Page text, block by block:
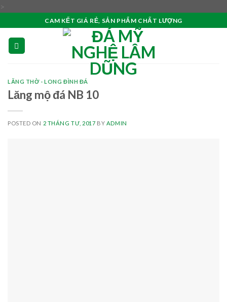
>
content
CAM KẾT GIÁ RẺ, SẢN PHẨM CHẤT LƯỢNG
LĂNG THỜ - LONG ĐÌNH ĐÁ
Lăng mộ đá NB 10
POSTED ON 2 THÁNG TƯ, 2017 BY ADMIN